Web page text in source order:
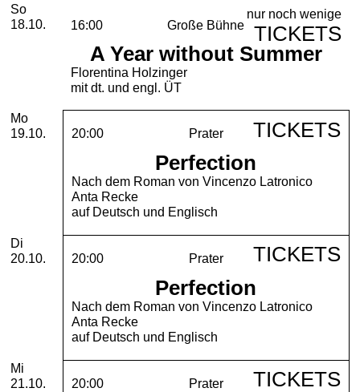
Sonntag, 18. Oktober 2026
So
18.10.
16:00 Große Bühne
A Year without Summer
Florentina Holzinger
mit dt. und engl. ÜT
nur noch wenige
TICKETS
Montag, 19. Oktober 2026
Mo
19.10.
20:00 Prater
Perfection
Nach dem Roman von Vincenzo Latronico
Anta Recke
auf Deutsch und Englisch
TICKETS
Dienstag, 20. Oktober 2026
Di
20.10.
20:00 Prater
Perfection
Nach dem Roman von Vincenzo Latronico
Anta Recke
auf Deutsch und Englisch
TICKETS
Mittwoch, 21. Oktober 2026
Mi
21.10.
20:00 Prater TICKETS